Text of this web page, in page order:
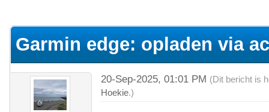
Garmin edge: opladen via
20-Sep-2025, 01:01 PM (Dit bericht is
Hoekie.)